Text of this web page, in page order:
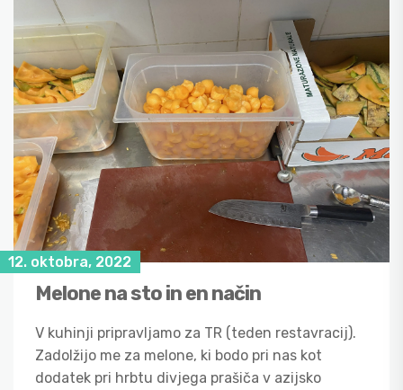
12. oktobra, 2022
Melone na sto in en način
V kuhinji pripravljamo za TR (teden restavracij).
Zadolžijo me za melone, ki bodo pri nas kot
dodatek pri hrbtu divjega prašiča v azijsko